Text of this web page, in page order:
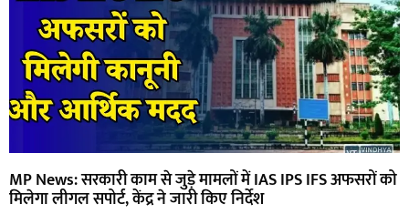
MP News: सरकारी काम से जुड़े मामलों में IAS IPS IFS अफसरों को
मिलेगा लीगल सपोर्ट, केंद्र ने जारी किए निर्देश